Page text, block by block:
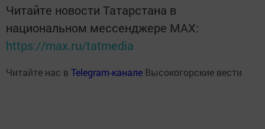
Читайте новости Татарстана в
национальном мессенджере MАХ:
https://max.ru/tatmedia
Читайте нас в Telegram-канале Высокогорские вести